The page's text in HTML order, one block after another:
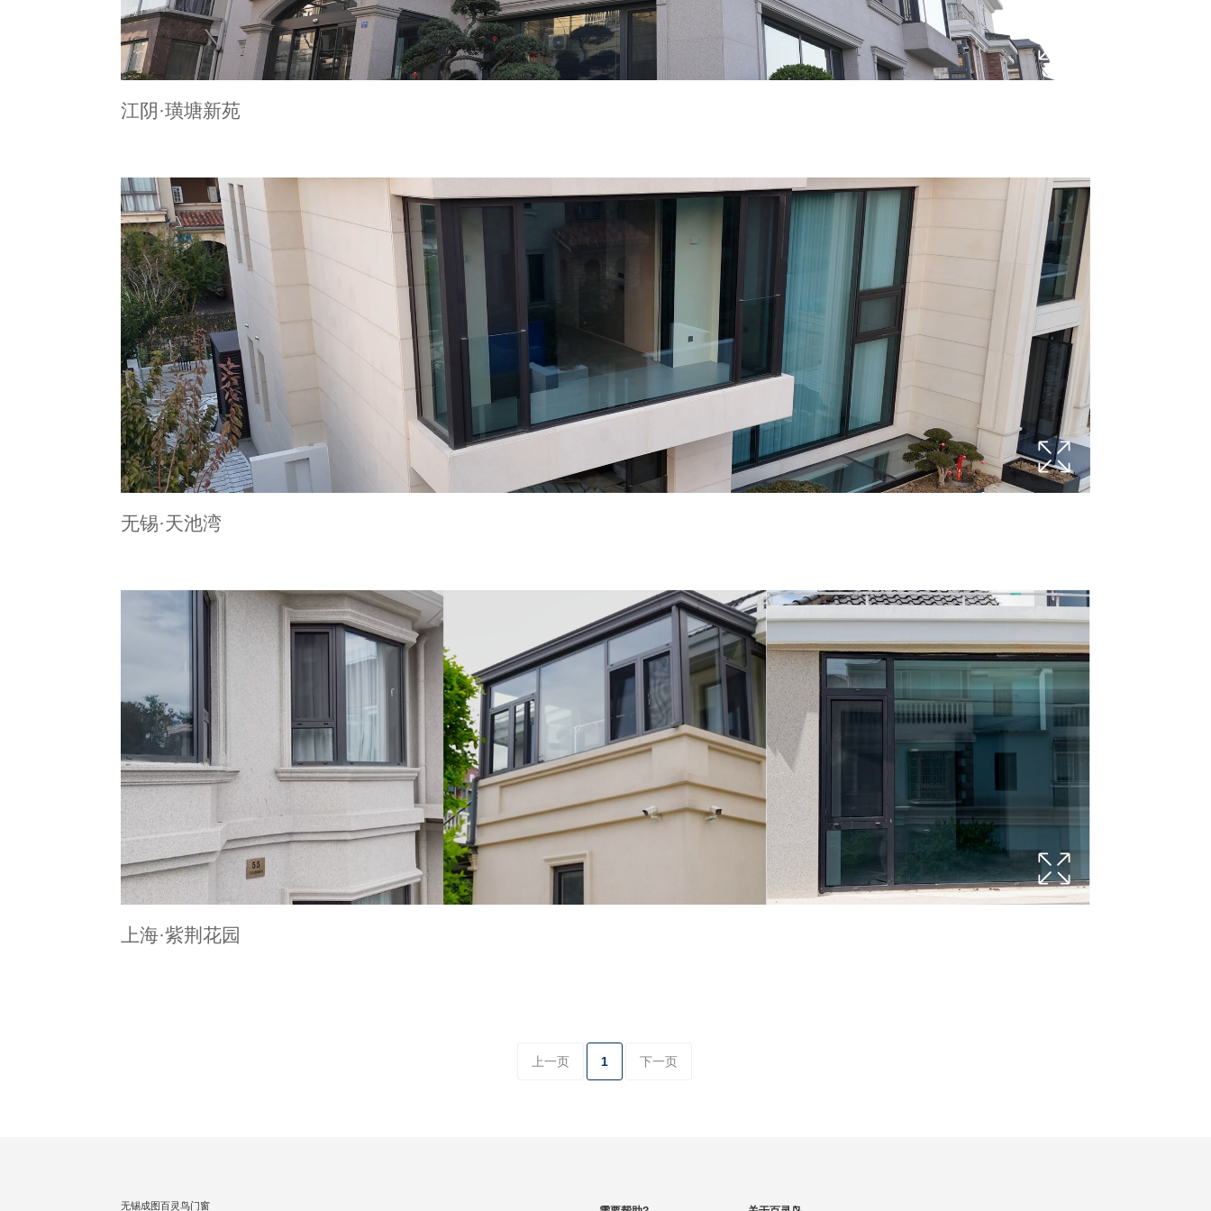
江阴·璜塘新苑
无锡·天池湾
上海·紫荆花园
上一页 1 下一页
无锡成图百灵鸟门窗